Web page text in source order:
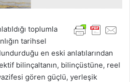
toplumla
tarihsel
en eski anlatılarından
bilinçaltanın, bilinçüstüne, reel
gören güçlü, yerleşik